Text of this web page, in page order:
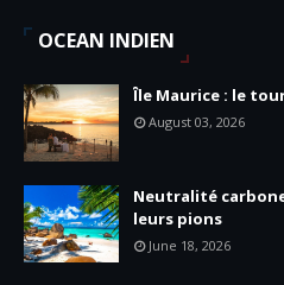
OCEAN INDIEN
Île Maurice : le
August 03, 2026
Neutralité
leurs pions
June 18, 2026